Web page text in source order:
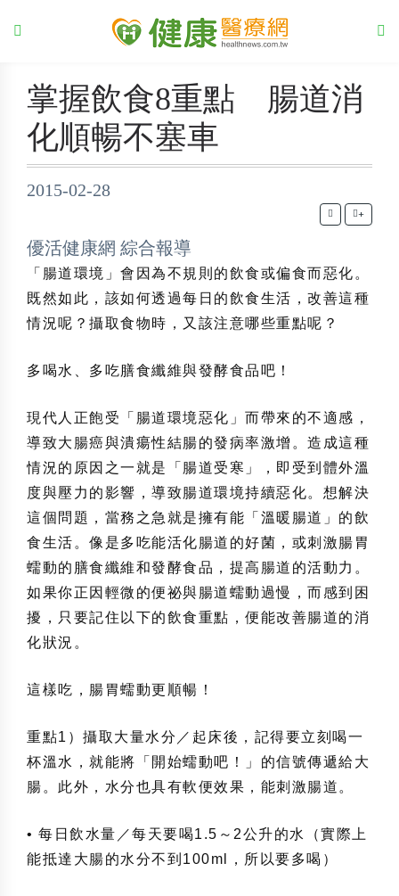
掌握飲食8重點 腸道消
化順暢不塞車
2015-02-28
+
優活健康網 綜合報導
「腸道環境」會因為不規則的飲食或偏食而惡化。
既然如此，該如何透過每日的飲食生活，改善這種
情況呢？攝取食物時，又該注意哪些重點呢？
多喝水、多吃膳食纖維與發酵食品吧！
現代人正飽受「腸道環境惡化」而帶來的不適感，
導致大腸癌與潰瘍性結腸的發病率激增。造成這種
情況的原因之一就是「腸道受寒」，即受到體外溫
度與壓力的影響，導致腸道環境持續惡化。想解決
這個問題，當務之急就是擁有能「溫暖腸道」的飲
食生活。像是多吃能活化腸道的好菌，或刺激腸胃
蠕動的膳食纖維和發酵食品，提高腸道的活動力。
如果你正因輕微的便祕與腸道蠕動過慢，而感到困
擾，只要記住以下的飲食重點，便能改善腸道的消
化狀況。
這樣吃，腸胃蠕動更順暢！
重點1）攝取大量水分／起床後，記得要立刻喝一
杯溫水，就能將「開始蠕動吧！」的信號傳遞給大
腸。此外，水分也具有軟便效果，能刺激腸道。
• 每日飲水量／每天要喝1.5～2公升的水（實際上
能抵達大腸的水分不到100ml，所以要多喝）